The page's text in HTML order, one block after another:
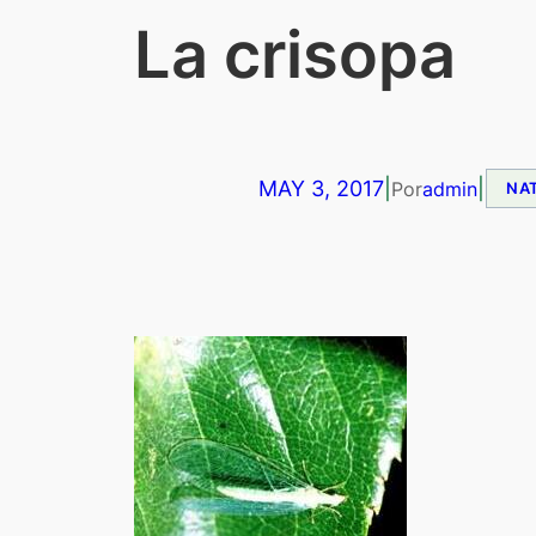
La crisopa
MAY 3, 2017 Poradmin